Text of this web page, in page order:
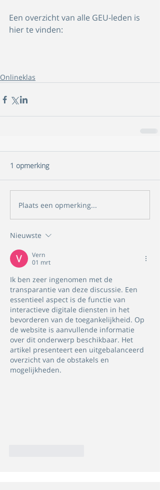
Een overzicht van alle GEU-leden is
hier te vinden:
Onlineklas
1 opmerking
Plaats een opmerking...
Nieuwste
Vern
01 mrt
Ik ben zeer ingenomen met de
transparantie van deze discussie. Een
essentieel aspect is de functie van
interactieve digitale diensten in het
bevorderen van de toegankelijkheid. Op
de website is aanvullende informatie
over dit onderwerp beschikbaar. Het
artikel presenteert een uitgebalanceerd
overzicht van de obstakels en
mogelijkheden.